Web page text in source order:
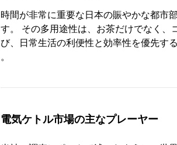
時間が非常に重要な日本の賑やかな都市
す。 その多用途性は、お茶だけでなく、
び、日常生活の利便性と効率性を優先す
。
電気ケトル市場の主なプレーヤー